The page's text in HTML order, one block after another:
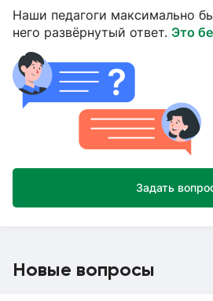
Наши педагоги максимально
него развёрнутый ответ. Это
Задать
Новые вопросы